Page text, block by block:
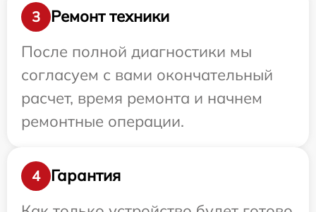
3
Ремонт техники
После полной диагностики мы
согласуем с вами окончательный
расчет, время ремонта и начнем
ремонтные операции.
4
Гарантия